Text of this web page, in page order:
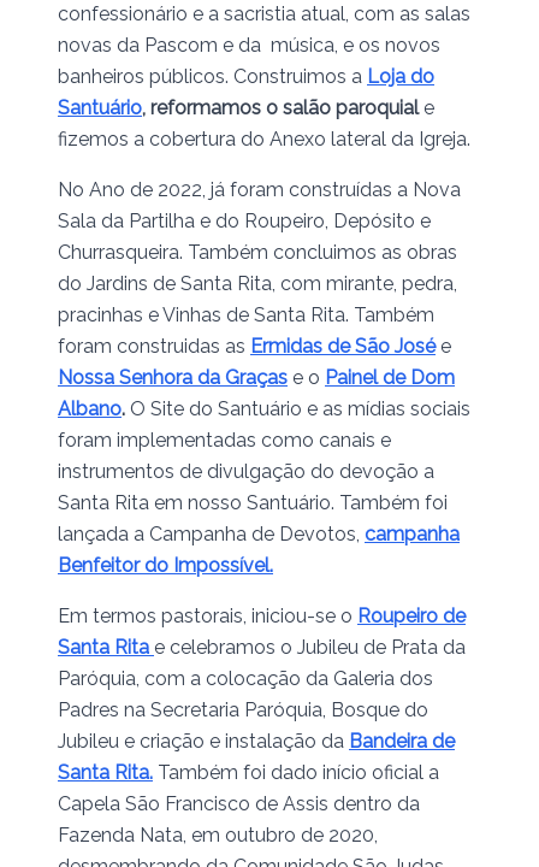
confessionário e a sacristia atual, com as salas
novas da Pascom e da música, e os novos
banheiros públicos. Construimos a Loja do
Santuário, reformamos o salão paroquiale
fizemos a cobertura do Anexo lateral da Igreja.
No Ano de 2022, já foram construídas a Nova
Sala da Partilha e do Roupeiro, Depósito e
Churrasqueira. Também concluimos as obras
do Jardins de Santa Rita, com mirante, pedra,
pracinhas e Vinhas de Santa Rita. Também
foram construidas as Ermidas de São José e
Nossa Senhora da Graças e o Painel de Dom
Albano. O Site do Santuário e as mídias sociais
foram implementadas como canais e
instrumentos de divulgação do devoção a
Santa Rita em nosso Santuário. Também foi
lançada a Campanha de Devotos, campanha
Benfeitor do Impossível.
Em termos pastorais, iniciou-se o Roupeiro de
Santa Rita e celebramos o Jubileu de Prata da
Paróquia, com a colocação da Galeria dos
Padres na Secretaria Paróquia, Bosque do
Jubileu e criação e instalação da Bandeira de
Santa Rita. Também foi dado início oficial a
Capela São Francisco de Assis dentro da
Fazenda Nata, em outubro de 2020,